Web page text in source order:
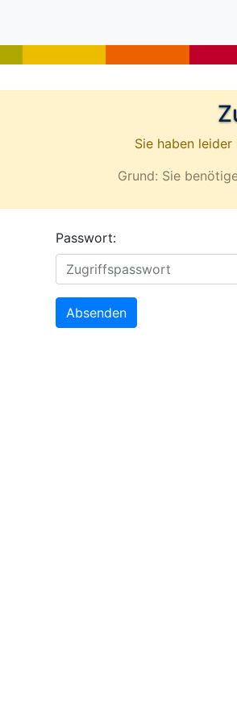
Sie haben
Grund: Sie
Passwort:
Absenden